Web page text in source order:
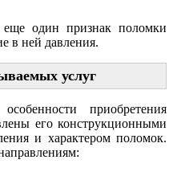
еще один признак поломки
в ней давления.
услуг
приобретения
его конструкционными
и характером поломок.